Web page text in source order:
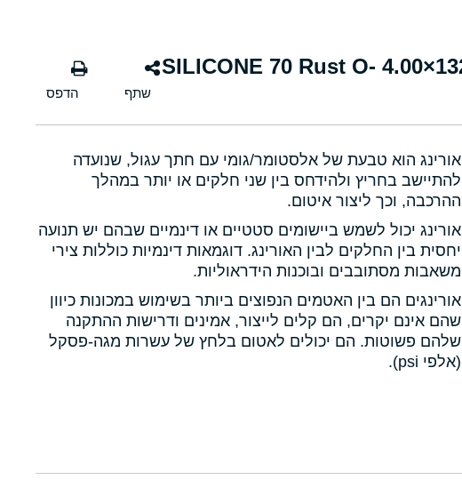
אורינג חלודה - 132.00×4.00 SILICONE 70 Rust O-
אורינג הוא טבעת של אלסטומר/גומי עם חתך עגול, שנועדה
להתיישב בחריץ ולהידחס בין שני חלקים או יותר במהלך
ההרכבה, וכך ליצור איטום.
אורינג יכול לשמש ביישומים סטטיים או דינמיים שבהם יש תנועה
יחסית בין החלקים לבין האורינג. דוגמאות דינמיות כוללות צירי
משאבות מסתובבים ובוכנות הידראוליות.
אורינגים הם בין האטמים הנפוצים ביותר בשימוש במכונות כיוון
שהם אינם יקרים, הם קלים לייצור, אמינים ודרישות ההתקנה
שלהם פשוטות. הם יכולים לאטום בלחץ של עשרות מגה-פסקל
(אלפי psi).